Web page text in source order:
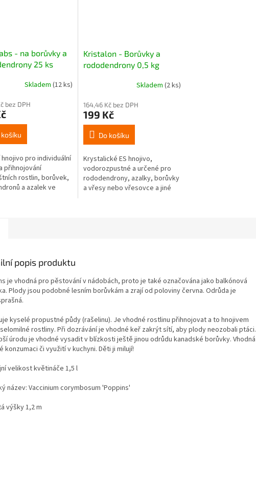
- na borůvky a
25 ks
Skladem (12 ks)
bez DPH
košíku
pro individuální
přihnojování
rostlin, borůvek,
a azalek ve
Kristalon - Borůvky a
rododendrony 0,5 kg
Skladem (2 ks)
164,46 Kč bez DPH
199 Kč
Do košíku
Krystalické ES hnojivo,
vodorozpustné a určené pro
rododendrony, azalky, borůvky
a vřesy nebo vřesovce a jiné
popis produktu
je vhodná pro pěstování v nádobách, proto je také označována jako balkónová
Plody jsou podobné lesním borůvkám a zrají od poloviny června. Odrůda je
kyselé propustné půdy (rašelinu). Je vhodné rostlinu přihnojovat a to hnojivem
rostliny. Při dozrávání je vhodné keř zakrýt sítí, aby plody neozobali ptáci.
úrodu je vhodné vysadit v blízkosti ještě jinou odrůdu kanadské borůvky. Vhodná
konzumaci či využití v kuchyni. Děti ji milují!
velikost květináče 1,5 l
název: Vaccinium corymbosum 'Poppins'
výšky 1,2 m